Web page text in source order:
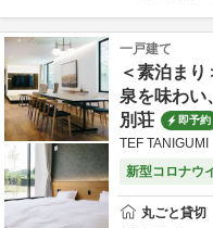
一戸建て
＜素泊ま
泉を味わい
別荘
即予約
TEF TANIGUMI
新型コロナウ
丸ごと貸切